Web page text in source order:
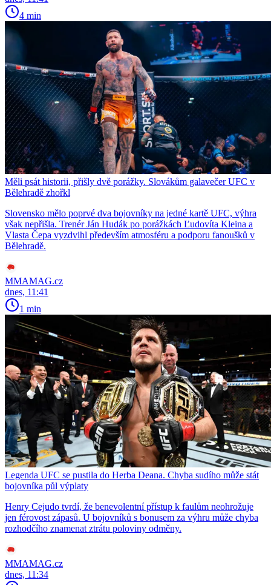
4 min
Měli psát historii, přišly dvě porážky. Slovákům galavečer UFC v
Bělehradě zhořkl
Slovensko mělo poprvé dva bojovníky na jedné kartě UFC, výhra
však nepřišla. Trenér Ján Hudák po porážkách Ľudovíta Kleina a
Vlasta Čepa vyzdvihl především atmosféru a podporu fanoušků v
Bělehradě.
MMAMAG.cz
dnes, 11:41
1 min
Legenda UFC se pustila do Herba Deana. Chyba sudího může stát
bojovníka půl výplaty
Henry Cejudo tvrdí, že benevolentní přístup k faulům neohrožuje
jen férovost zápasů. U bojovníků s bonusem za výhru může chyba
rozhodčího znamenat ztrátu poloviny odměny.
MMAMAG.cz
dnes, 11:34